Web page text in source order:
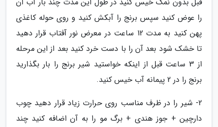
را عوض کنید سپس برنج را آبکش کنید و روی حوله کاغذی
پهن کنید به مدت 12 ساعت در معرض نور آفتاب قرار دهید
تا خشک شود بعد آن را با دست خرد کنید بعد از این مرحله
از 3 ساعت قبل از اینکه خواستید شیر برنج را بار بگذارید
برنج را در 2 پیمانه آب خیس کنید.
2- شیر را در ظرف مناسب روی حرارت زیاد قرار دهید چوب
دارچین + جوز هندی + برگ مو را به آن اضافه کنید چند